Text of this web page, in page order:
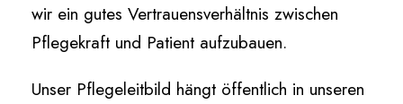
wir ein gutes Vertrauensverhältnis zwischen
Pflegekraft und Patient aufzubauen.
Unser Pflegeleitbild hängt öffentlich in unseren